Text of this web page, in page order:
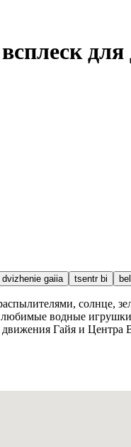
для
dvizhenie gaiia tsentr bi
солнце,
водные
Гайя и Центра